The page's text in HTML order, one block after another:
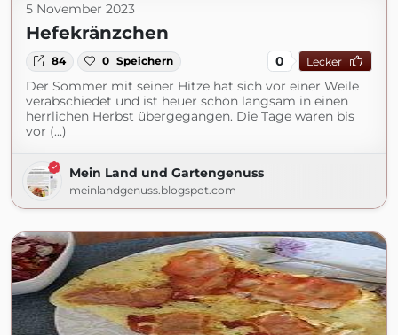
5 November 2023
Hefekränzchen
84 0 Speichern 0 Lecker
Der Sommer mit seiner Hitze hat sich vor einer Weile
verabschiedet und ist heuer schön langsam in einen
herrlichen Herbst übergegangen. Die Tage waren bis
vor (...)
Mein Land und Gartengenuss
meinlandgenuss.blogspot.com